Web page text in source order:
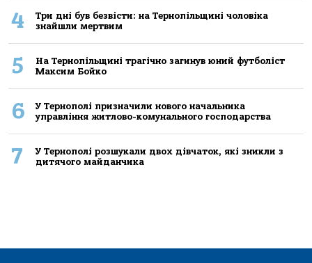
4
Три дні був безвісти: на Тернопільщині чоловіка
знайшли мертвим
5
На Тернопільщині трагічно загинув юний футболіст
Максим Бойко
6
У Тернополі призначили нового начальника
управління житлово-комунального господарства
7
У Тернополі розшукали двох дівчаток, які зникли з
дитячого майданчика